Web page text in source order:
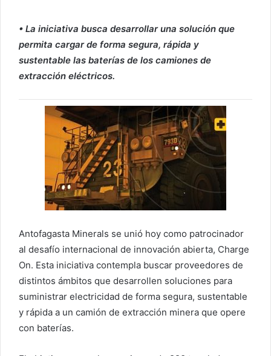
• La iniciativa busca desarrollar una solución que
permita cargar de forma segura, rápida y
sustentable las baterías de los camiones de
extracción eléctricos.
Antofagasta Minerals se unió hoy como patrocinador
al desafío internacional de innovación abierta, Charge
On. Esta iniciativa contempla buscar proveedores de
distintos ámbitos que desarrollen soluciones para
suministrar electricidad de forma segura, sustentable
y rápida a un camión de extracción minera que opere
con baterías.